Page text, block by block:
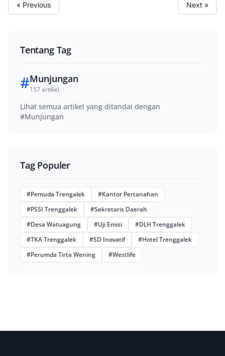
« Previous Next »
Tentang Tag
#Munjungan
157 artikel
Lihat semua artikel yang ditandai dengan
#Munjungan
Tag Populer
#Pemuda Trengalek
#Kantor Pertanahan
#PSSI Trenggalek
#Sekretaris Daerah
#Desa Watuagung
#Uji Emisi
#DLH Trenggalek
#TKA Trenggalek
#SD Inovatif
#Hotel Trenggalek
#Perumda Tirta Wening
#Westlife